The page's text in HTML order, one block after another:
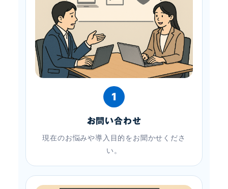
1
お問い合わせ
現在のお悩みや導入目的をお聞かせくださ
い。